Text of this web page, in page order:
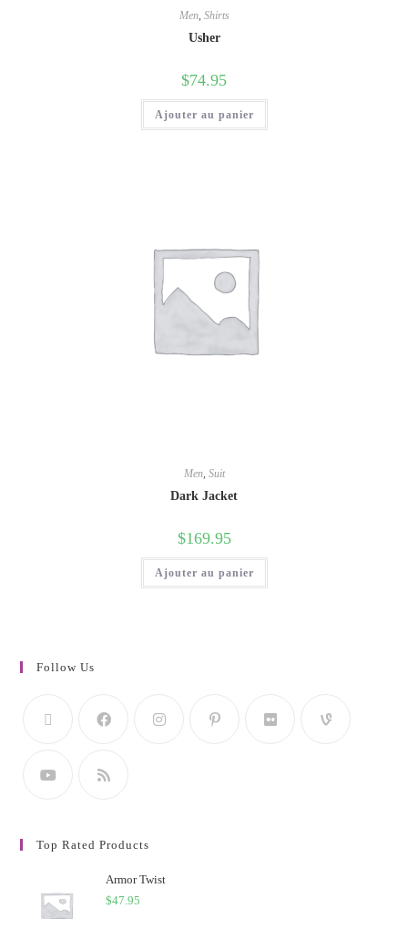
Men, Shirts
Usher
$74.95
Ajouter au panier
Men, Suit
Dark Jacket
$169.95
Ajouter au panier
Follow Us
Top Rated Products
Armor Twist
$47.95